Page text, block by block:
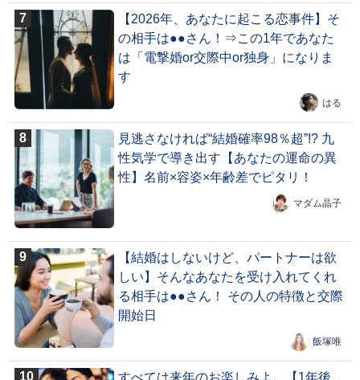
【2026年、あなたに起こる恋事件】そ
の相手は●●さん！⇒この1年であなた
は「電撃婚or交際中or独身」になりま
す
はる
見逃さなければ“結婚確率98％超”!? 九
性気学で導き出す【あなたの運命の異
性】名前×容姿×年齢差でピタリ！
マダム晶子
【結婚はしないけど、パートナーは欲
しい】そんなあなたを受け入れてくれ
る相手は●●さん！ その人の特徴と交際
開始日
飯塚唯
すべては来年のお楽しみよ。【1年後、